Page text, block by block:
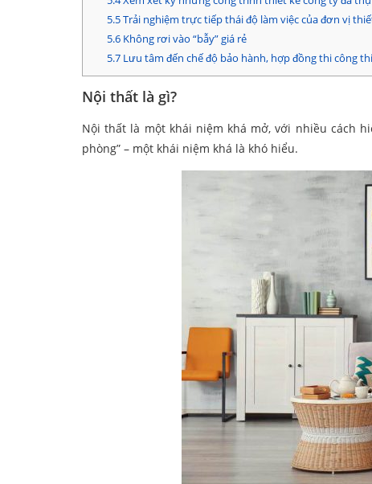
5.5Trải nghiệm trực tiếp thái độ làm việc của đơn vị
5.6Không rơi vào “bẫy” giá rẻ
5.7Lưu tâm đến chế độ bảo hành, hợp đồng thi công
Nội thất là gì?
Nội thất là một khái niệm khá mở, với nhiều cách
phòng” – một khái niệm khá là khó hiểu.